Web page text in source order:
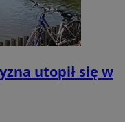
utopił się w